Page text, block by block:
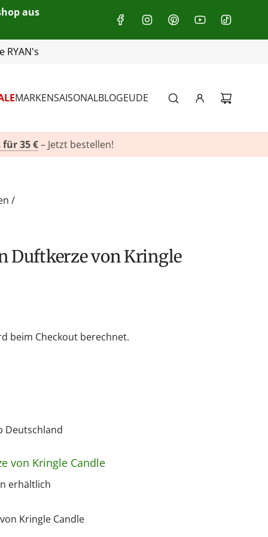
aus
116 719 10
MARKENSAISONALBLOGEUDE
für 35 €– Jetzt bestellen!
/
beim Checkout berechnet.
Deutschland
von Kringle Candle
erhältlich
Kringle Candle